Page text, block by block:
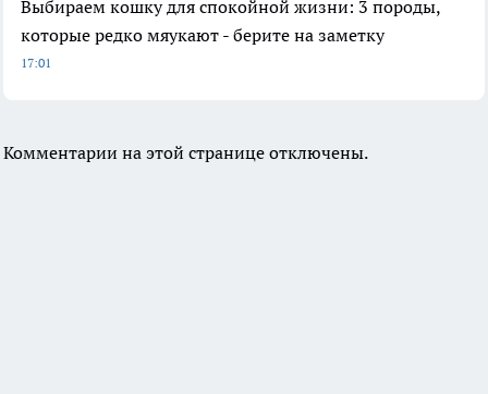
Выбираем кошку для спокойной жизни: 3 породы,
которые редко мяукают - берите на заметку
17:01
Комментарии на этой странице отключены.